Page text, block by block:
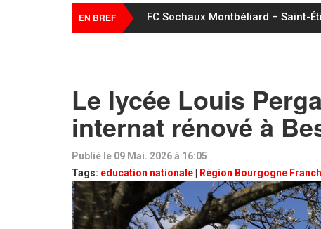
EN BREF FC Sochaux Montbéliard – Saint-
Le lycée Louis
internat rénové à
Publié le 09 Mai. 2026 à 16:05
Tags: education nationale Région Bourgogne